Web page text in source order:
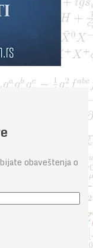
obaveštenja o